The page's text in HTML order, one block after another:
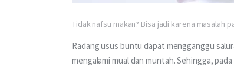
Tidak nafsu makan? Bisa jadi karena masalah
Radang usus buntu dapat mengganggu
mengalami mual dan muntah. Sehingga,